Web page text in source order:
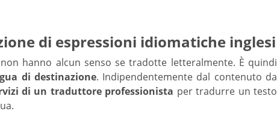
di espressioni idiomatiche inglesi
hanno alcun senso se tradotte letteralmente. È quindi
di destinazione. Indipendentemente dal contenuto da
di un traduttore professionista per tradurre un testo